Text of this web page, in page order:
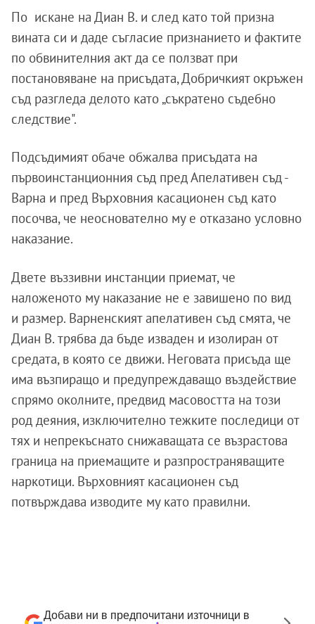
По искане на Диан В. и след като той призна
вината си и даде съгласие признанието и фактите
по обвинителния акт да се ползват при
постановяване на присъдата, Добричкият окръжен
съд разгледа делото като „съкратено съдебно
следствие".
Подсъдимият обаче обжалва присъдата на
първоинстанционния съд пред Апелативен съд -
Варна и пред Върховния касационен съд като
посочва, че неоснователно му е отказано условно
наказание.
Двете въззивни инстанции приемат, че
наложеното му наказание не е завишено по вид
и размер. Варненският апелативен съд смята, че
Диан В. трябва да бъде изваден и изолиран от
средата, в която се движи. Неговата присъда ще
има възпиращо и предупреждаващо въздействие
спрямо околните, предвид масовостта на този
род деяния, изключително тежките последици от
тях и непрекъснато снижаващата се възрастова
граница на приемащите и разпространяващите
наркотици. Върховният касационен съд
потвърждава изводите му като правилни.
Добави ни в предпочитани източници в